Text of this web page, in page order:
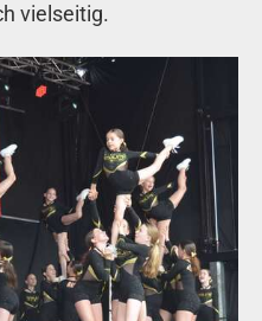
vielseitig.